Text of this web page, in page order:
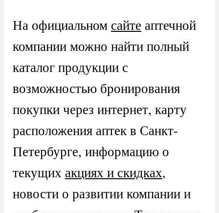
На официальном сайте аптечной
компании можно найти полный
каталог продукции с
возможностью бронирования
покупки через интернет, карту
расположения аптек в Санкт-
Петербурге, информацию о
текущих акциях и скидках,
новости о развитии компании и